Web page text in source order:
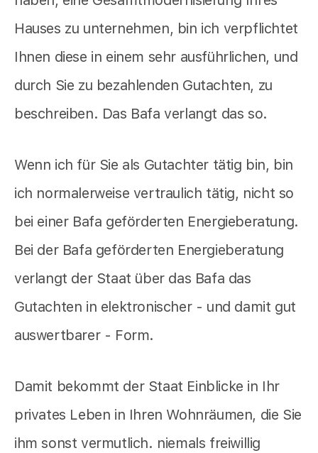
Hauses zu unternehmen, bin ich verpflichtet
Ihnen diese in einem sehr ausführlichen, und
durch Sie zu bezahlenden Gutachten, zu
beschreiben. Das Bafa verlangt das so.
Wenn ich für Sie als Gutachter tätig bin, bin
ich normalerweise vertraulich tätig, nicht so
bei einer Bafa geförderten Energieberatung.
Bei der Bafa geförderten Energieberatung
verlangt der Staat über das Bafa das
Gutachten in elektronischer - und damit gut
auswertbarer - Form.
Damit bekommt der Staat Einblicke in Ihr
privates Leben in Ihren Wohnräumen, die Sie
ihm sonst vermutlich. niemals freiwillig